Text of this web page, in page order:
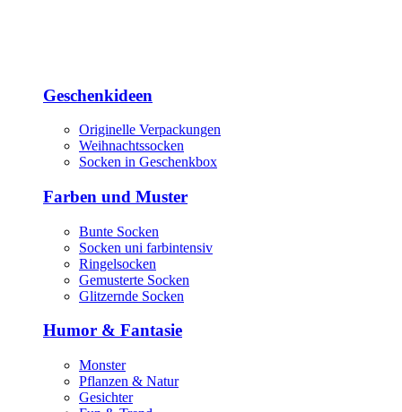
Geschenkideen
Originelle Verpackungen
Weihnachtssocken
Socken in Geschenkbox
Farben und Muster
Bunte Socken
Socken uni farbintensiv
Ringelsocken
Gemusterte Socken
Glitzernde Socken
Humor & Fantasie
Monster
Pflanzen & Natur
Gesichter